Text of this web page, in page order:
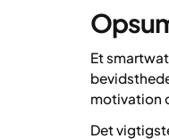
Et
motivation
Det